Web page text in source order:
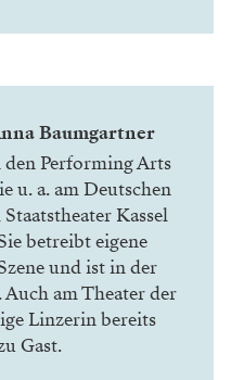
Baumgartner
Performing Arts
u. a. am Deutschen
Kassel
betreibt eigene
und ist in der
am Theater der
Linzerin bereits
Gast.